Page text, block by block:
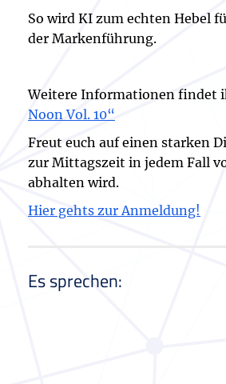
So wird KI zum echten Hebel
der Markenführung.
Weitere Informationen findet
Noon Vol. 10“
Freut euch auf einen starken
zur Mittagszeit in jedem Fall
abhalten wird.
Hier gehts zur Anmeldung!
Es sprechen: